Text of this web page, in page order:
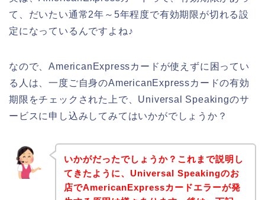
て、だいたい通常2年～5年程度で有効期限が切れる設
定になっているんですよね♪
なので、AmericanExpressカードが使えずに困ってい
る人は、一度ご自身のAmericanExpressカードの有効
期限をチェックされた上で、Universal Speakingのサ
ービスに申し込みしてみてはいかがでしょうか？
いかがだったでしょうか？これまで説明し
てきたように、Universal Speakingのお
店でAmericanExpressカードエラーが発